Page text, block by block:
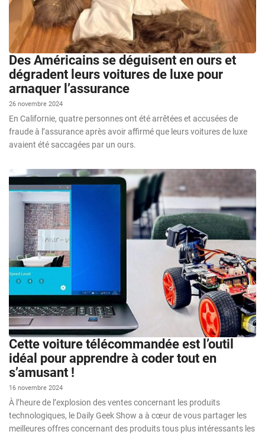
Des Américains se déguisent en ours et
dégradent leurs voitures de luxe pour
arnaquer l’assurance
26 novembre 2024
En Californie, quatre personnes ont été arrêtées et accusées de
fraude à l’assurance après avoir affirmé que leurs voitures de luxe
avaient été saccagées par un ours.
Cette voiture télécommandée est l’outil
idéal pour apprendre à coder tout en
s’amusant !
16 novembre 2024
À l’heure de l’explosion des ventes concernant les produits
technologiques, le Daily Geek Show a à cœur de vous partager les
meilleures offres concernant des produits tous plus intéressants les